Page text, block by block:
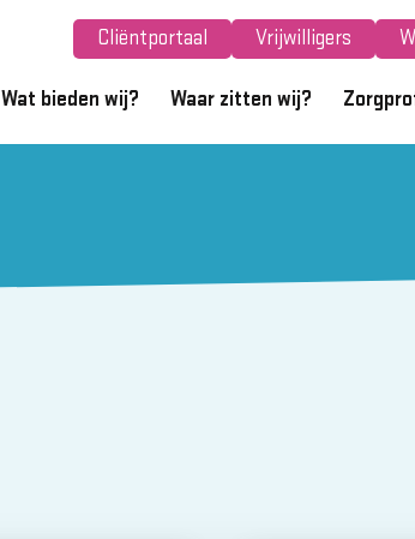
Cliëntportaal Vrijwilligers
Wat bieden wij? Waar zitten wij?